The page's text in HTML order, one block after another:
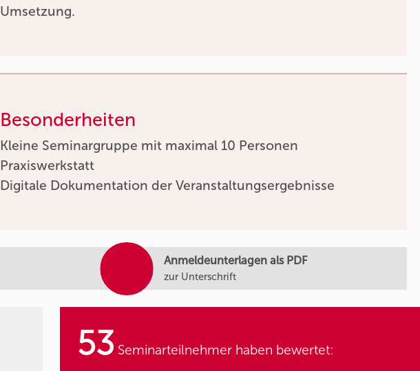
Anmeldeunterlagen als PDF
zur Unterschrift
Umsetzung.
Besonderheiten
Kleine Seminargruppe mit maximal 10 Personen
Praxiswerkstatt
Digitale Dokumentation der Veranstaltungsergebnisse
53 Seminarteilnehmer haben bewertet: